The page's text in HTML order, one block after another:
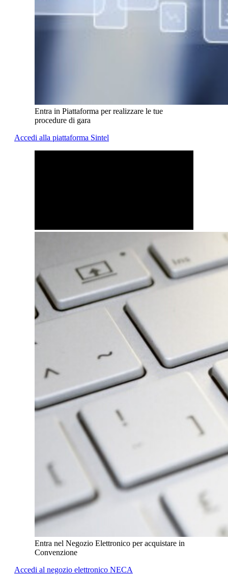
Entra in Piattaforma per realizzare le tue
procedure di gara
Accedi alla piattaforma Sintel
Entra nel Negozio Elettronico per acquistare in
Convenzione
Accedi al negozio elettronico NECA